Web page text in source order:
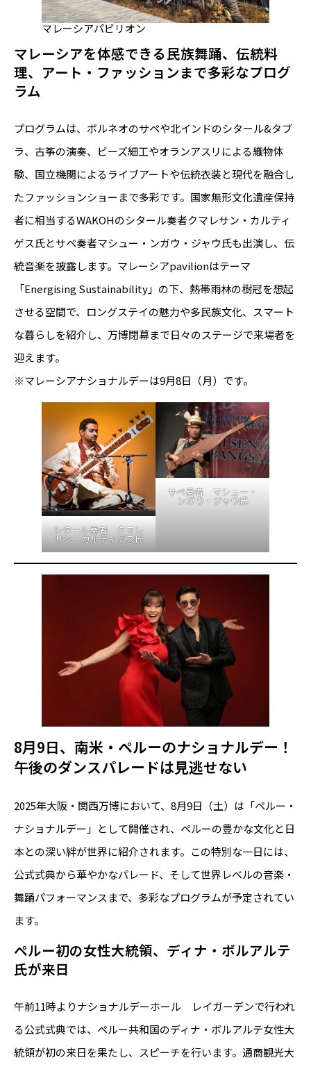
マレーシアパビリオン
マレーシアを体感できる民族舞踊、伝統料
理、アート・ファッションまで多彩なプログ
ラム
プログラムは、ボルネオのサペや北インドのシタール&タブ
ラ、古筝の演奏、ビーズ細工やオランアスリによる織物体
験、国立機関によるライブアートや伝統衣装と現代を融合し
たファッションショーまで多彩です。国家無形文化遺産保持
者に相当するWAKOHのシタール奏者クマレサン・カルティ
ゲス氏とサペ奏者マシュー・ンガウ・ジャウ氏も出演し、伝
統音楽を披露します。マレーシアpavilionはテーマ
「Energising Sustainability」の下、熱帯雨林の樹冠を想起
させる空間で、ロングステイの魅力や多民族文化、スマート
な暮らしを紹介し、万博閉幕まで日々のステージで来場者を
迎えます。
※マレーシアナショナルデーは9月8日（月）です。
シタール奏者 クマレ
サン・カルティゲス氏
サぺ奏者 マシュー・
ンガウ・ジャウ氏
8月9日、南米・ペルーのナショナルデー！
午後のダンスパレードは見逃せない
2025年大阪・関西万博において、8月9日（土）は「ペルー・
ナショナルデー」として開催され、ペルーの豊かな文化と日
本との深い絆が世界に紹介されます。この特別な一日には、
公式式典から華やかなパレード、そして世界レベルの音楽・
舞踊パフォーマンスまで、多彩なプログラムが予定されてい
ます。
ペルー初の女性大統領、ディナ・ボルアルテ
氏が来日
午前11時よりナショナルデーホール レイガーデンで行われ
る公式式典では、ペルー共和国のディナ・ボルアルテ女性大
統領が初の来日を果たし、スピーチを行います。通商観光大